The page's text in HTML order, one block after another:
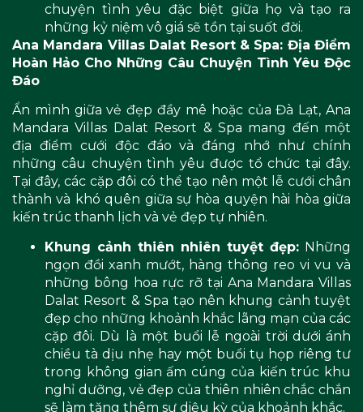
chuyện tình yêu đặc biệt giữa họ và tạo ra
những kỷ niệm vô giá sẽ tồn tại suốt đời.
Ana Mandara Villas Dalat Resort & Spa: Địa Điểm
Hoàn Hảo Cho Những Câu Chuyện Tình Yêu Độc
Đáo
Ẩn mình giữa vẻ đẹp đầy mê hoặc của Đà Lạt, Ana
Mandara Villas Dalat Resort & Spa mang đến một
địa điểm cưới độc đáo và đáng nhớ như chính
những câu chuyện tình yêu được tổ chức tại đây.
Tại đây, các cặp đôi có thể tạo nên một lễ cưới chân
thành và khó quên giữa sự hòa quyện hài hòa giữa
kiến trúc thanh lịch và vẻ đẹp tự nhiên.
Khung cảnh thiên nhiên tuyệt đẹp: Những
ngọn đồi xanh mướt, hàng thông reo vi vu và
những bông hoa rực rỡ tại Ana Mandara Villas
Dalat Resort & Spa tạo nên khung cảnh tuyệt
đẹp cho những khoảnh khắc lãng mạn của các
cặp đôi. Dù là một buổi lễ ngoài trời dưới ánh
chiều tà dịu nhẹ hay một buổi tụ họp riêng tư
trong không gian ấm cúng của kiến trúc khu
nghỉ dưỡng, vẻ đẹp của thiên nhiên chắc chắn
sẽ làm tăng thêm sự diệu kỳ của khoảnh khắc.